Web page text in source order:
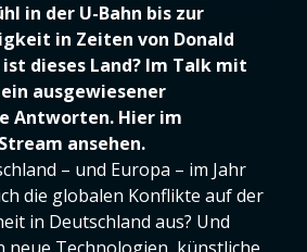
in der U-Bahn bis zur
in Zeiten von Donald
dieses Land? Im Talk mit
ausgewiesener
Antworten. Hier im
ansehen.
– und Europa – im Jahr
die globalen Konflikte auf der
in Deutschland aus? Und